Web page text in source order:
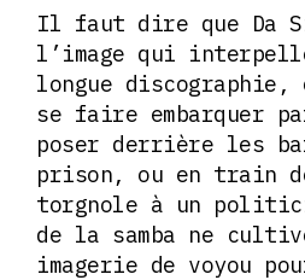
Il faut dire que Da
l’image qui
longue
se faire embarquer
poser derrière les
prison, ou en train
torgnole à un
de la samba ne
imagerie de voyou